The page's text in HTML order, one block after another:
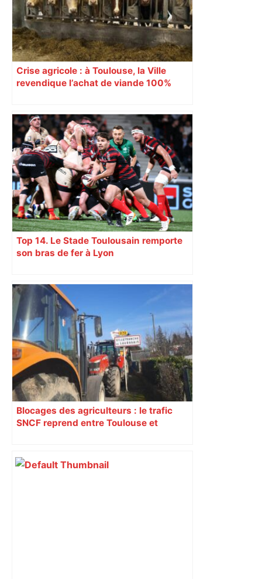
Crise agricole : à Toulouse, la Ville
revendique l’achat de viande 100%
Top 14. Le Stade Toulousain remporte
son bras de fer à Lyon
Blocages des agriculteurs : le trafic
SNCF reprend entre Toulouse et